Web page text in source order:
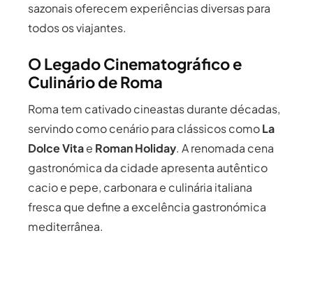
sazonais oferecem experiências diversas para
todos os viajantes.
O Legado Cinematográfico e
Culinário de Roma
Roma tem cativado cineastas durante décadas,
servindo como cenário para clássicos comoLa
Dolce Vitae Roman Holiday. A renomada cena
gastronómica da cidade apresenta autêntico
cacio e pepe, carbonara e culinária italiana
fresca que define a excelência gastronómica
mediterrânea.